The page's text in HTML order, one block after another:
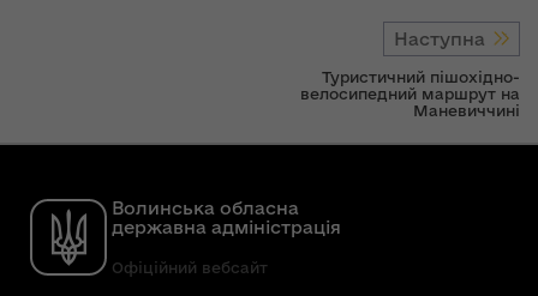
Наступна
Туристичний пішохідно-
велосипедний маршрут на
Маневиччині
Волинська обласна
державна адміністрація
Офіційний вебсайт